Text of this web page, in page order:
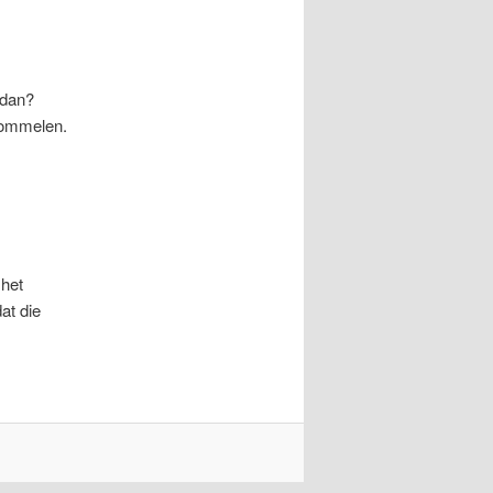
die